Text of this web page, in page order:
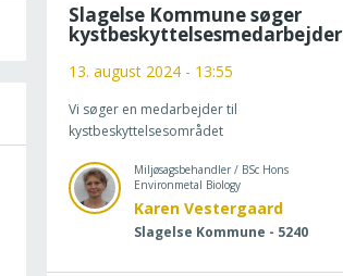
Slagelse Kommune søger
kystbeskyttelsesmedarbejder
13. august 2024 - 13:55
Vi søger en medarbejder til
kystbeskyttelsesområdet
Miljøsagsbehandler / BSc Hons
Environmetal Biology
Karen Vestergaard
Slagelse Kommune - 5240